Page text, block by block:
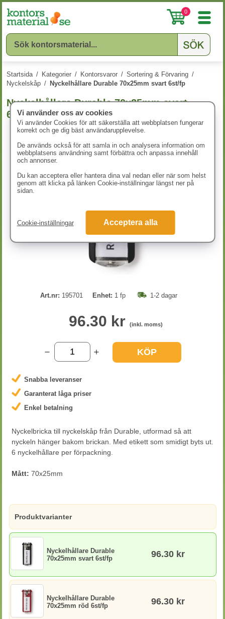
0
Startsida / Kategorier / Kontorsvaror / Sortering & Förvaring /
Nyckelskåp / Nyckelhållare Durable 70x25mm svart 6st/fp
Nyckelhållare Durable 70x25mm svart
6st/fp
Art.nr: 195701 Enhet: 1 fp 1-2 dagar
96.30 kr (inkl. moms)
KÖP
Snabba leveranser
Garanterat låga priser
Enkel betalning
Nyckelbricka till nyckelskåp från Durable, utformad så att
nyckeln hänger bakom brickan. Med etikett som smidigt byts ut.
6 nyckelhållare per förpackning.
Mått: 70x25mm
Produktvarianter
Nyckelhållare Durable
70x25mm svart 6st/fp
96.30 kr
Nyckelhållare Durable
70x25mm röd 6st/fp
96.30 kr
Vi använder oss av cookies
Vi använder Cookies för att säkerställa att webbplatsen fungerar
korrekt och ge dig bäst användarupplevelse.
De används också för att samla in och analysera information om
webbplatsens användning samt förbättra och anpassa innehåll
och annonser.
Du kan acceptera eller hantera dina val nedan eller när som helst
genom att klicka på länken Cookie-inställningar längst ner på
sidan.
Cookie-inställningar Acceptera alla